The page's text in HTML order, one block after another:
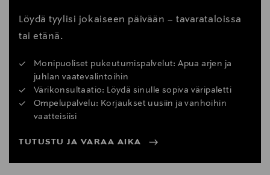
Löydä tyylisi jokaiseen päivään – tavarataloissa
tai etänä.
Monipuoliset pukeutumispalvelut: Apua arjen ja
juhlan vaatevalintoihin
Värikonsultaatio: Löydä sinulle sopiva väripaletti
Ompelupalvelu: Korjaukset uusiin ja vanhoihin
vaatteisiisi
TUTUSTU JA VARAA AIKA